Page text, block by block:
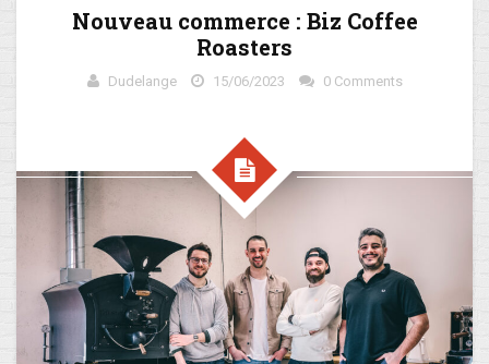
Nouveau commerce : Biz Coffee
Roasters
Dudelange 15/06/2023 0 Comments